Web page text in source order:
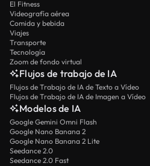
El Fitness
Videografía aérea
Comida y bebida
Viajes
Transporte
Tecnología
Zoom de fondo virtual
Flujos de trabajo de IA
Flujos de Trabajo de IA de Texto a Vídeo
Flujos de Trabajo de IA de Imagen a Vídeo
Modelos de IA
Google Gemini Omni Flash
Google Nano Banana 2
Google Nano Banana 2 Lite
Seedance 2.0
Seedance 2.0 Fast